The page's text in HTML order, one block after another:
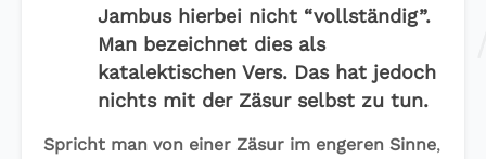
Jambus hierbei nicht “vollständig”.
Man bezeichnet dies als
katalektischen Vers. Das hat jedoch
nichts mit der Zäsur selbst zu tun.
Spricht man von einer Zäsur im engeren Sinne,